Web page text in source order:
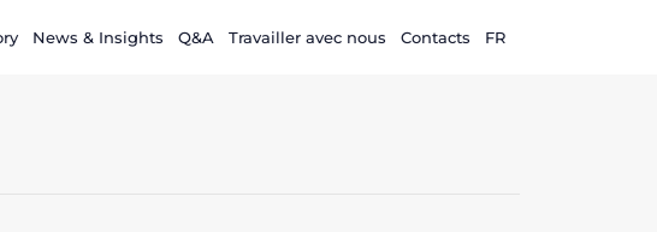
News & Insights Q&A Travailler avec nous Contacts FR